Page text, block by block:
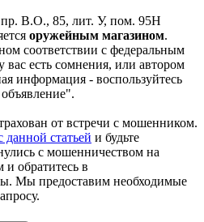
В.О., 85, лит. У, пом. 95Н
оружейным магазином.
соответствии с федеральным
вас есть сомнения, или автором
информация - воспользуйтесь
от встречи с мошенником.
данной статьей и будьте
с мошенничеством на
и обратитесь в
Мы предоставим необходимые